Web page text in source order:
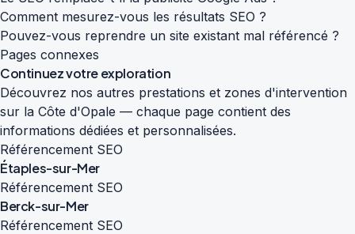
Comment mesurez-vous les résultats SEO ?
Pouvez-vous reprendre un site existant mal référencé ?
Pages connexes
Continuez votre exploration
Découvrez nos autres prestations et zones d'intervention
sur la Côte d'Opale — chaque page contient des
informations dédiées et personnalisées.
Référencement SEO
Étaples-sur-Mer
Référencement SEO
Berck-sur-Mer
Référencement SEO